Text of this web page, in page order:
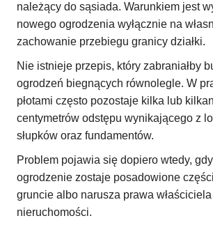
należący do sąsiada. Warunkiem jest
nowego ogrodzenia wyłącznie na
zachowanie przebiegu granicy działki.
Nie istnieje przepis, który zabraniałby
ogrodzeń biegnących równolegle. W
płotami często pozostaje kilka lub
centymetrów odstępu wynikającego z
słupków oraz fundamentów.
Problem pojawia się dopiero wtedy,
ogrodzenie zostaje posadowione
gruncie albo narusza prawa
nieruchomości.